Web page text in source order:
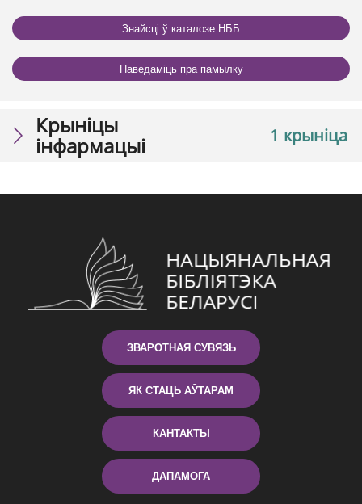
Знайсці ў каталозе НББ
Паведаміць пра памылку
1 крыніца
Крыніцы
інфармацыі
ЗВАРОТНАЯ СУВЯЗЬ
ЯК СТАЦЬ АЎТАРАМ
КАНТАКТЫ
ДАПАМОГА